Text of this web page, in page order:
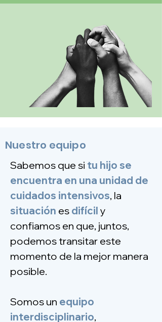
Nuestro equipo
Sabemos que si tu hijo se
encuentra en una unidad de
cuidados intensivos, la
situación es difícil y
confiamos en que, juntos,
podemos transitar este
momento de la mejor manera
posible.
Somos un equipo
interdisciplinario,